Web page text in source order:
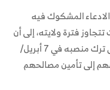
المشكوك فيه
فترة ولايته، إلى أن
أتت اللحظة التي أُجبر فيها هادي أخيرًا على ترك منصبه في 7 أبريل/
إلى تأمين مصالحهم